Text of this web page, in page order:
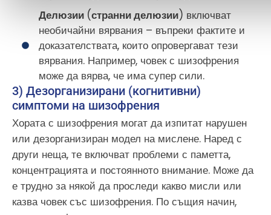
Делюзии (странни делюзии) включват
необичайни вярвания – въпреки фактите и
доказателствата, които опровергават тези
вярвания. Например, човек с шизофрения
може да вярва, че има супер сили.
3) Дезорганизирани (когнитивни)
симптоми на шизофрения
Хората с шизофрения могат да изпитат нарушен
или дезорганизиран модел на мислене. Наред с
други неща, те включват проблеми с паметта,
концентрацията и постоянното внимание. Може да
е трудно за някой да проследи какво мисли или
казва човек със шизофрения. По същия начин,